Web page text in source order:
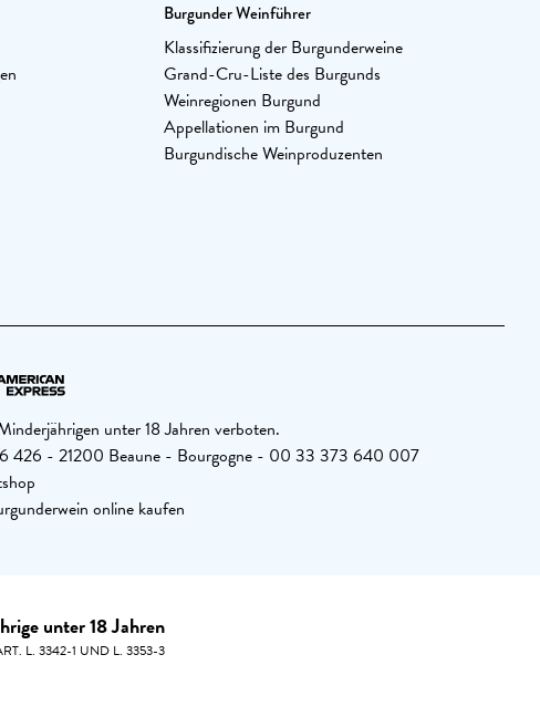
Burgunder Weinführer
Klassifizierung der Burgunderweine
Grand-Cru-Liste des Burgunds
Weinregionen Burgund
Appellationen im Burgund
Burgundische Weinproduzenten
unter 18 Jahren verboten.
426 - 21200 Beaune - Bourgogne - 00 33 373 640 007
online kaufen
unter 18 Jahren
L. 3342-1 UND L. 3353-3